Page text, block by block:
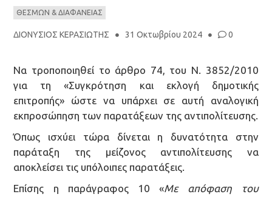
ΘΕΣΜΩΝ & ΔΙΑΦΑΝΕΙΑΣ
ΔΙΟΝΥΣΙΟΣ ΚΕΡΑΣΙΩΤΗΣ 31 Οκτωβρίου 2024 0
Να τροποποιηθεί το άρθρο 74, του Ν. 3852/2010
για τη «Συγκρότηση και εκλογή δημοτικής
επιτροπής» ώστε να υπάρχει σε αυτή αναλογική
εκπροσώπηση των παρατάξεων της αντιπολίτευσης.
Όπως ισχύει τώρα δίνεται η δυνατότητα στην
παράταξη της μείζονος αντιπολίτευσης να
αποκλείσει τις υπόλοιπες παρατάξεις.
Επίσης η παράγραφος 10 «Με απόφαση του